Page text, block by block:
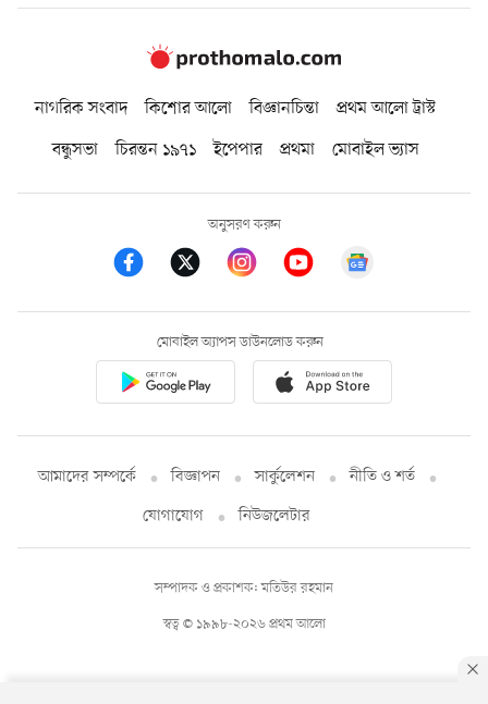
নাগরিক সংবাদ কিশোর আলো বিজ্ঞানচিন্তা
প্রথম আলো ট্রাস্ট
বন্ধুসভা
চিরন্তন ১৯৭১ ইপেপার প্রথমা মোবাইল ভ্যাস
অনুসরণ করুন
মোবাইল অ্যাপস ডাউনলোড করুন
আমাদের সম্পর্কে বিজ্ঞাপন সার্কুলেশন
নীতি ও শর্ত
যোগাযোগ
নিউজলেটার
স্বত্ব © ১৯৯৮-২০২৬ প্রথম আলো
সম্পাদক ও প্রকাশক: মতিউর রহমান